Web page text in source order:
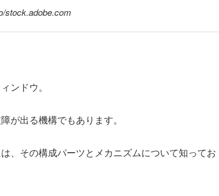
stock.adobe.com
ンドウ。
が出る機構でもあります。
、その構成パーツとメカニズムについて知ってお